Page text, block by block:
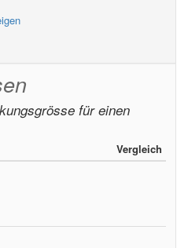
für einen
Vergleich